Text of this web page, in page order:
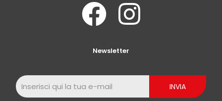
Newsletter